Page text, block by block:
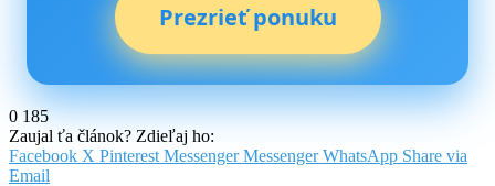
Prezrieť ponuku
0 185
Zaujal ťa článok? Zdieľaj ho:
Facebook X Pinterest Messenger Messenger WhatsApp Share via
Email